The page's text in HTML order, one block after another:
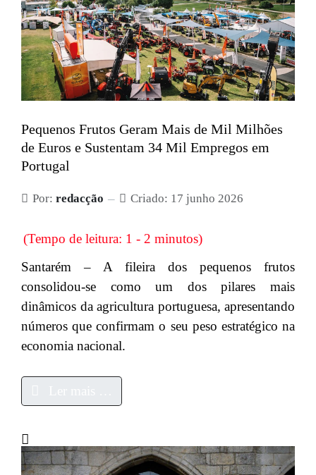
Pequenos Frutos Geram Mais de Mil Milhões
de Euros e Sustentam 34 Mil Empregos em
Portugal
Por: redacção Criado: 17 junho 2026
(Tempo de leitura: 1 - 2 minutos)
Santarém – A fileira dos pequenos frutos
consolidou-se como um dos pilares mais
dinâmicos da agricultura portuguesa, apresentando
números que confirmam o seu peso estratégico na
economia nacional.